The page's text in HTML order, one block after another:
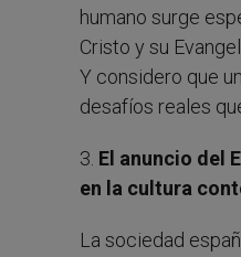
humano surge
Cristo y su
Y considero que
desafíos reales
3. El anuncio del
en la cultura
La sociedad